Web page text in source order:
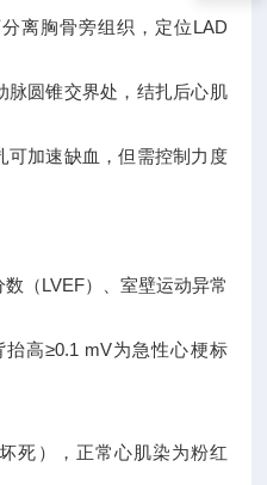
离胸骨旁组织，定位LAD
脉圆锥交界处，结扎后心肌
可加速缺血，但需控制力度
数（LVEF）、室壁运动异常
抬高≥0.1 mV为急性心梗标
死），正常心肌染为粉红